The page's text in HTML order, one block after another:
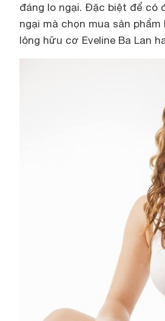
đáng lo ngại. Đặc biệt để có
ngại mà chọn mua sản
lông hữu cơ Eveline Ba Lan